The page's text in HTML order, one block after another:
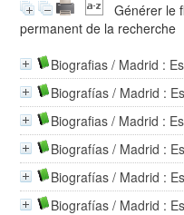
Générer le
permanent de la recherche
Biografias / Madrid :
Biografías / Madrid :
Biografias / Madrid :
Biografías / Madrid :
Biografías / Madrid :
Biografías / Madrid :